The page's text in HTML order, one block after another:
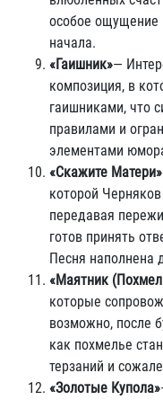
особое ощущение
начала.
«Гаишник»—
композиция, в
гаишниками, что
правилами и
элементами
«Скажите Матери»
которой
передавая
готов принять
Песня наполнена
«Маятник
которые
возможно, после
как похмелье
терзаний и
«Золотые Купола»